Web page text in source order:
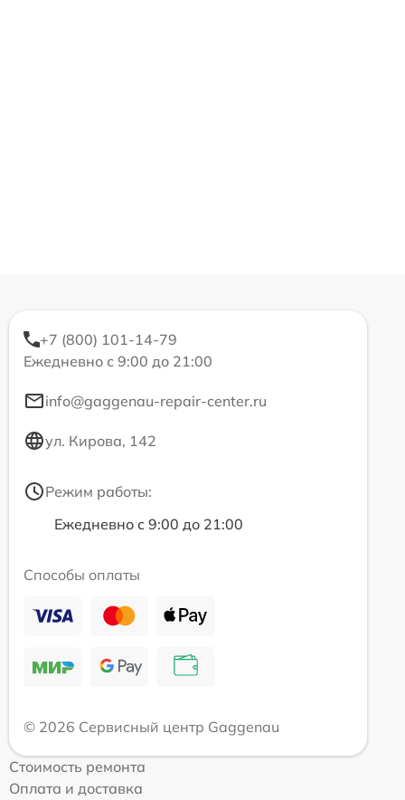
+7 (800) 101-14-79
Ежедневно с 9:00 до 21:00
info@gaggenau-repair-center.ru
ул. Кирова, 142
Режим работы:
Ежедневно с 9:00 до 21:00
Способы оплаты
© 2026 Сервисный центр Gaggenau
Стоимость ремонта
Оплата и доставка